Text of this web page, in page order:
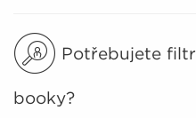
Potřebujete
booky?